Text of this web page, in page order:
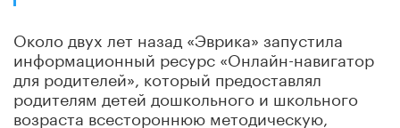
Около двух лет назад «Эврика» запустила
информационный ресурс «Онлайн-навигатор
для родителей», который предоставлял
родителям детей дошкольного и школьного
возраста всестороннюю методическую,